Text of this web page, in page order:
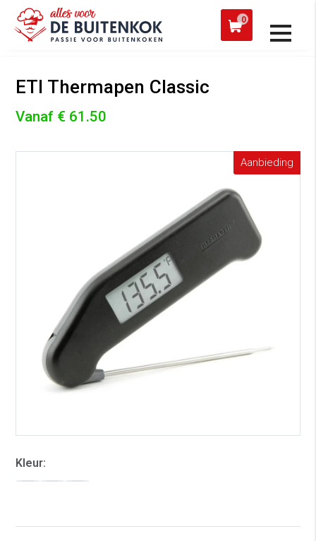
0
werkdag verzonden
Alle producten
ETI Thermapen Classic
Vanaf € 61.50
Aanbieding
Kleur: